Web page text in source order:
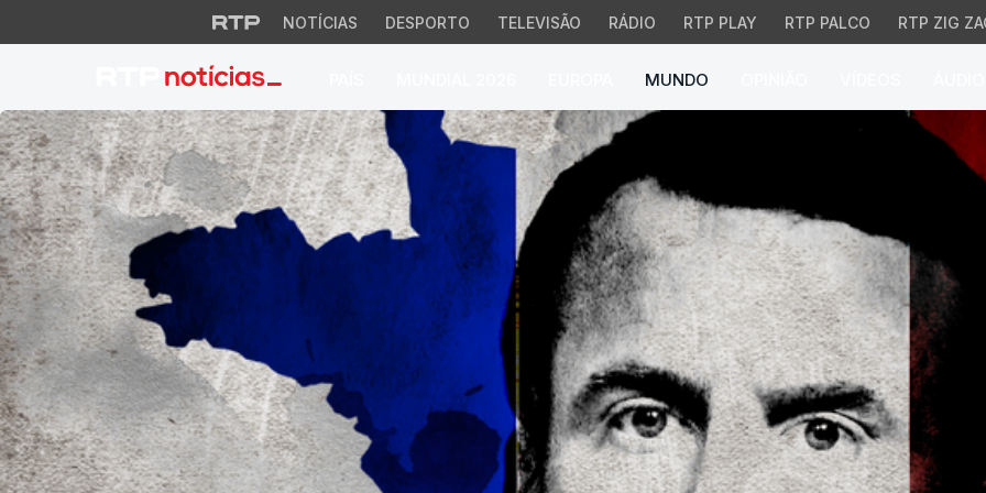
NOTÍCIAS DESPORTO TELEVISÃO RÁDIO RTP PLAY RTP PALCO RTP ZIG
MUNDO
Macron Presidente. O que promete fazer